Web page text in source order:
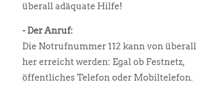
überall adäquate Hilfe!
- Der Anruf:
Die Notrufnummer 112 kann von überall
her erreicht werden: Egal ob Festnetz,
öffentliches Telefon oder Mobiltelefon.